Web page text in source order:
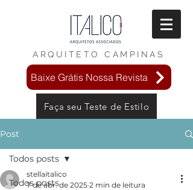
ARQUITETO CAMPINAS
Baixe Grátis Nossa Revista
Faça seu Teste de Estilo
Post
Todos posts
Todos posts
stellaitalico
7 de abr. de 2025 2 min de leitura